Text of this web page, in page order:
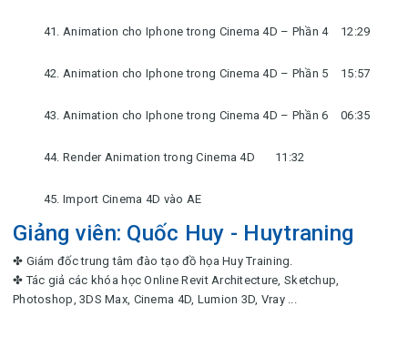
41. Animation cho Iphone trong Cinema 4D – Phần 4 12:29
42. Animation cho Iphone trong Cinema 4D – Phần 5 15:57
43. Animation cho Iphone trong Cinema 4D – Phần 6 06:35
44. Render Animation trong Cinema 4D 11:32
45. Import Cinema 4D vào AE
Giảng viên: Quốc Huy - Huytraning
✤ Giám đốc trung tâm đào tạo đồ họa Huy Training.
✤ Tác giả các khóa học Online Revit Architecture, Sketchup,
Photoshop, 3DS Max, Cinema 4D, Lumion 3D, Vray ...